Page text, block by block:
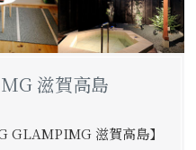
滋賀高島
GLAMPIMG 滋賀高島】